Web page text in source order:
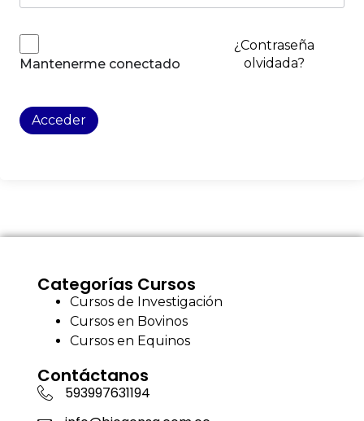
Mantenerme conectado
¿Contraseña
olvidada?
Acceder
Categorías Cursos
Cursos de Investigación
Cursos en Bovinos
Cursos en Equinos
Contáctanos
593997631194
$320,00 + ADD